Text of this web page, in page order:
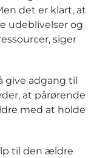
det er klart, at
udeblivelser og
siger
give adgang til
at pårørende
med at holde
til den ældre